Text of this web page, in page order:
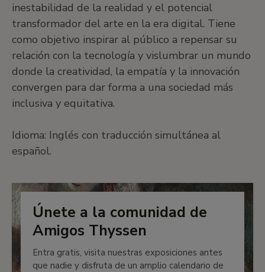
inestabilidad de la realidad y el potencial
transformador del arte en la era digital. Tiene
como objetivo inspirar al público a repensar su
relación con la tecnología y vislumbrar un mundo
donde la creatividad, la empatía y la innovación
convergen para dar forma a una sociedad más
inclusiva y equitativa.
Idioma: Inglés con traducción simultánea al
español.
Únete a la comunidad de
Amigos Thyssen
Entra gratis, visita nuestras exposiciones antes
que nadie y disfruta de un amplio calendario de